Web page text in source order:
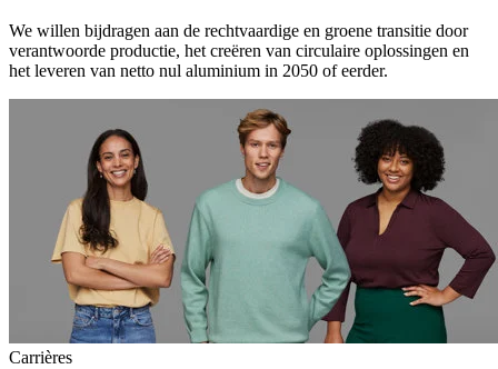
We willen bijdragen aan de rechtvaardige en groene transitie door
verantwoorde productie, het creëren van circulaire oplossingen en
het leveren van netto nul aluminium in 2050 of eerder.
Carrières